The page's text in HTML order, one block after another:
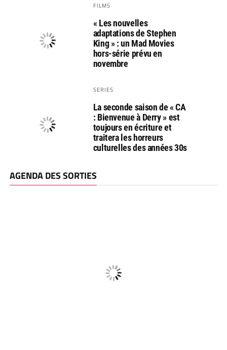
FILMS
« Les nouvelles
adaptations de Stephen
King » : un Mad Movies
hors-série prévu en
novembre
SERIES
La seconde saison de « CA
: Bienvenue à Derry » est
toujours en écriture et
traitera les horreurs
culturelles des années 30s
AGENDA DES SORTIES